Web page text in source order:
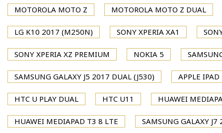
MOTOROLA MOTO Z MOTOROLA MOTO Z DUAL
LG K10 2017 (M250N) SONY XPERIA XA1
SONY XPERIA XZ PREMIUM NOKIA 5
SAMSUNG GALAXY J5 2017 DUAL (J530) APPLE
HTC U PLAY DUAL HTC U11 HUAWEI
HUAWEI MEDIAPAD T3 8 LTE SAMSUNG GALAXY J7